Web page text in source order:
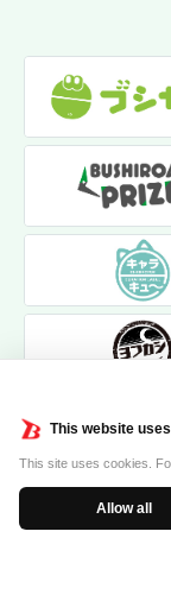
This website
This site uses cookies.
Allow all